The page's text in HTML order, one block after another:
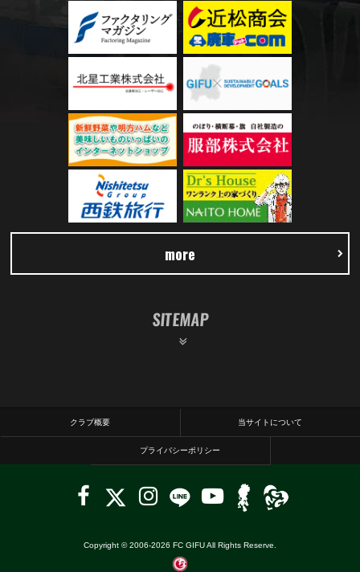
more
SITEMAP
クラブ概要 当サイトについて
プライバシーポリシー
Copyright © 2006-2026 FC GIFU All Rights Reserve.